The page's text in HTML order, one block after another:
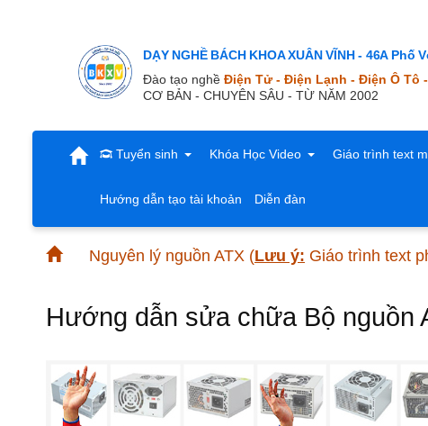
DẠY NGHỀ BÁCH KHOA XUÂN VĨNH - 46A Phố
Đào tạo nghề Điện Tử - Điện Lạnh - Điện Ô Tô
CƠ BẢN - CHUYÊN SÂU - TỪ NĂM 2002
Tuyển sinh Khóa Học Video Giáo trình text
Hướng dẫn tạo tài khoản Diễn đàn
Nguyên lý nguồn ATX (Lưu ý: Giáo trình text
Hướng dẫn sửa chữa Bộ nguồn